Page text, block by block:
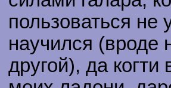
пользоваться не
научился (вроде
другой), да